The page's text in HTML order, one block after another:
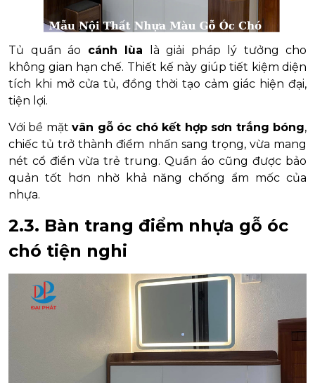
Tủ quần áo cánh lùa là giải pháp lý tưởng cho
không gian hạn chế. Thiết kế này giúp tiết kiệm diện
tích khi mở cửa tủ, đồng thời tạo cảm giác hiện đại,
tiện lợi.
Với bề mặtvân gỗ óc chó kết hợp sơn trắng bóng,
chiếc tủ trở thành điểm nhấn sang trọng, vừa mang
nét cổ điển vừa trẻ trung. Quần áo cũng được bảo
quản tốt hơn nhờ khả năng chống ẩm mốc của
nhựa.
2.3. Bàn trang điểm nhựa gỗ óc
chó tiện nghi